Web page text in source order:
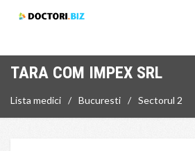
TARA COM IMPEX SRL
Lista medici Bucuresti Sectorul 2